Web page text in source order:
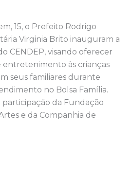
15, o Prefeito Rodrigo
Virginia Brito inauguram a
CENDEP, visando oferecer
entretenimento às crianças
seus familiares durante
no Bolsa Família.
da Fundação
e da Companhia de